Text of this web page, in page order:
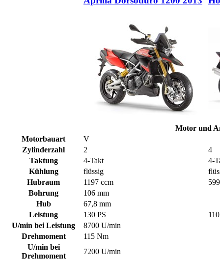
Motor und
Motorbauart
V
Zylinderzahl
2
4
Taktung
4-Takt
4-
Kühlung
flüssig
Hubraum
1197 ccm
Bohrung
106 mm
Hub
67,8 mm
Leistung
130 PS
U/min bei Leistung
8700 U/min
Drehmoment
115 Nm
U/min bei
Drehmoment
7200 U/min